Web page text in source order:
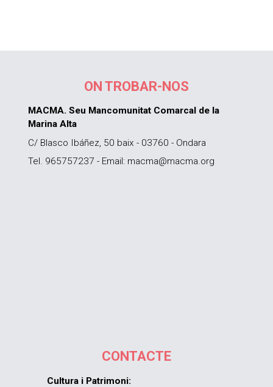
ON TROBAR-NOS
MACMA. Seu Mancomunitat Comarcal de la
Marina Alta
C/ Blasco Ibáñez, 50 baix - 03760 - Ondara
Tel. 965757237 - Email: macma@macma.org
CONTACTE
Cultura i Patrimoni: